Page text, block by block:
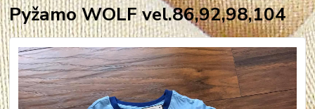
Pyžamo WOLF vel.86,92,98,104